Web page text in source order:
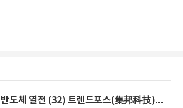
반도체 열전 (32) 트렌드포스(集邦科技)...